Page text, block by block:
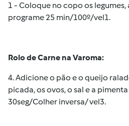
1 - Coloque no copo os legumes,
programe 25 min/100º/vel1.
Rolo de Carne na Varoma:
4. Adicione o pão e o queijo
picada, os ovos, o sal e a
30seg/Colher inversa/ vel3.